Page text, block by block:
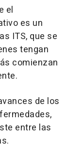
el
es un
ITS, que se
tengan
comienzan
de los
entre las